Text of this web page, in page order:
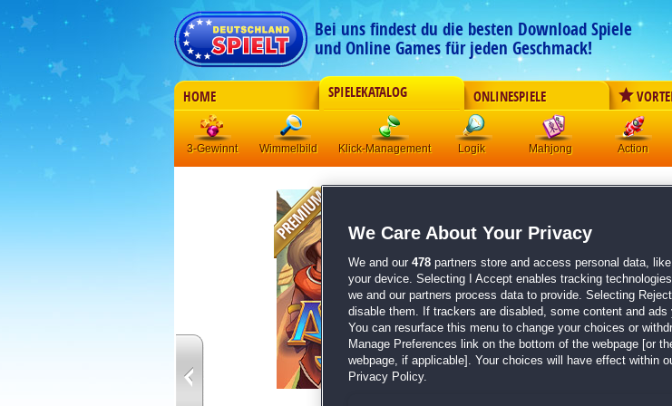
Bei uns findest du die besten Download Spiele
und Online Games für jeden Geschmack!
HOME SPIELEKATALOG ONLINESPIELE
3-Gewinnt Wimmelbild Klick-Management Logik Mahjong Action
Originaltitel:
Entwickler:
von8
3-Gewinnt | Größe:
250
Besiege zehn
We Care About Your Privacy
We and our 478 partners store and access personal data,
your device. Selecting I Accept enables tracking
we and our partners process data to provide. Selecting
disable them. If trackers are disabled, some content and
You can resurface this menu to change your choices or
Manage Preferences link on the bottom of the webpage [or
webpage, if applicable]. Your choices will have effect within
Privacy Policy.